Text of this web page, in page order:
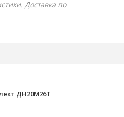
Доставка по
ДН20М26Т